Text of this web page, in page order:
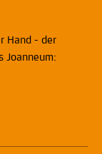
Hand - der
Joanneum: